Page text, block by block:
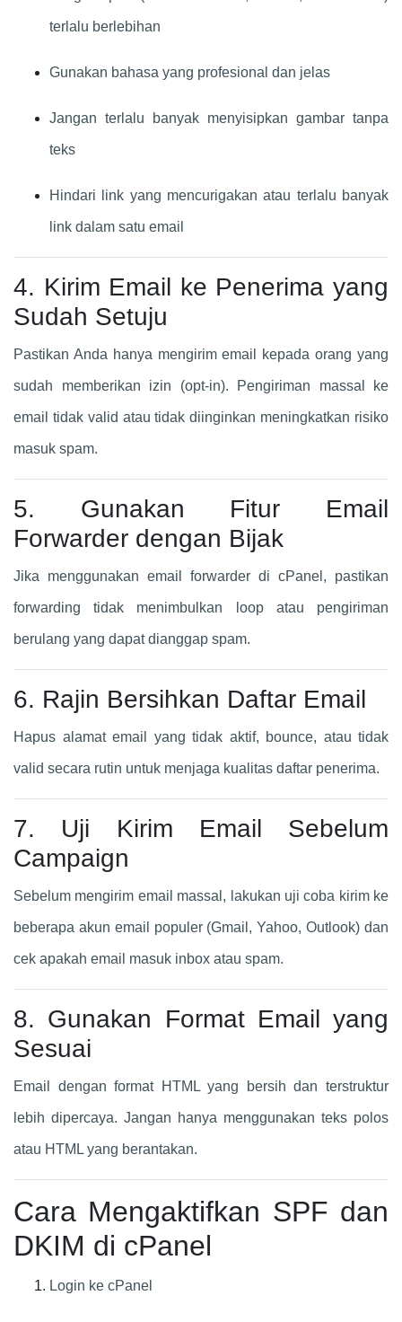
terlalu berlebihan
Gunakan bahasa yang profesional dan jelas
Jangan terlalu banyak menyisipkan gambar tanpa
teks
Hindari link yang mencurigakan atau terlalu banyak
link dalam satu email
4. Kirim Email ke Penerima yang
Sudah Setuju
Pastikan Anda hanya mengirim email kepada orang yang
sudah memberikan izin (opt-in). Pengiriman massal ke
email tidak valid atau tidak diinginkan meningkatkan risiko
masuk spam.
5. Gunakan Fitur Email
Forwarder dengan Bijak
Jika menggunakan email forwarder di cPanel, pastikan
forwarding tidak menimbulkan loop atau pengiriman
berulang yang dapat dianggap spam.
6. Rajin Bersihkan Daftar Email
Hapus alamat email yang tidak aktif, bounce, atau tidak
valid secara rutin untuk menjaga kualitas daftar penerima.
7. Uji Kirim Email Sebelum
Campaign
Sebelum mengirim email massal, lakukan uji coba kirim ke
beberapa akun email populer (Gmail, Yahoo, Outlook) dan
cek apakah email masuk inbox atau spam.
8. Gunakan Format Email yang
Sesuai
Email dengan format HTML yang bersih dan terstruktur
lebih dipercaya. Jangan hanya menggunakan teks polos
atau HTML yang berantakan.
Cara Mengaktifkan SPF dan
DKIM di cPanel
Login ke cPanel